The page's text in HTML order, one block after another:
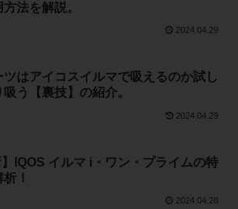
法を解説。
2024.04.29
はアイコスイルマで吸えるのか試し
う【裏技】の紹介。
2024.04.29
】IQOS イルマ i・ワン・プライムの特
！
2024.04.28